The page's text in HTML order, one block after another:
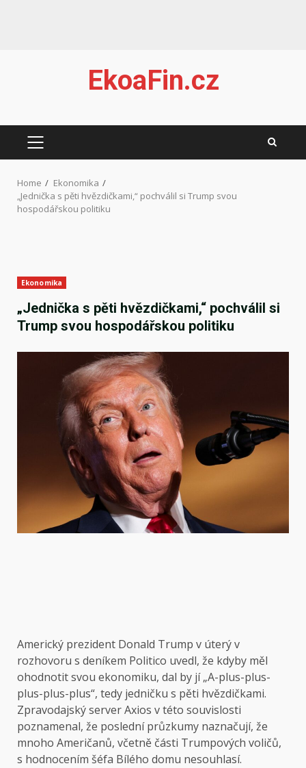
EkoaFin.cz
PRIMARY
Home
Ekonomika
„Jednička s pěti hvězdičkami,“ pochválil si Trump svou
hospodářskou politiku
Ekonomika
„Jednička s pěti hvězdičkami,“ pochválil si
Trump svou hospodářskou politiku
Americký prezident Donald Trump v úterý v
rozhovoru s deníkem Politico uvedl, že kdyby měl
ohodnotit svou ekonomiku, dal by jí „A-plus-plus-
plus-plus-plus“, tedy jedničku s pěti hvězdičkami.
Zpravodajský server Axios v této souvislosti
poznamenal, že poslední průzkumy naznačují, že
mnoho Američanů, včetně části Trumpových voličů,
s hodnocením šéfa Bílého domu nesouhlasí.